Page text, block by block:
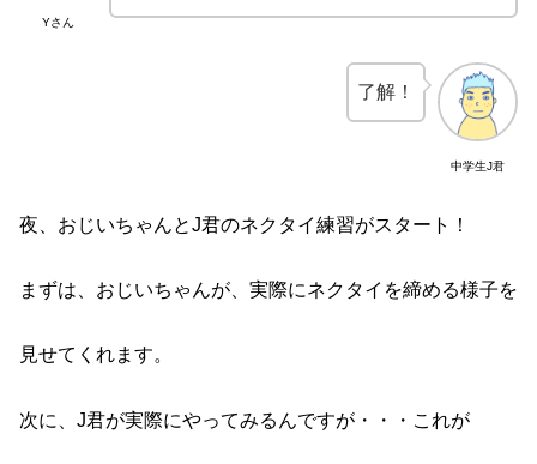
Yさん
中学生J君
了解！
夜、おじいちゃんとJ君のネクタイ練習がスタート！
まずは、おじいちゃんが、実際にネクタイを締める様子を
見せてくれます。
次に、J君が実際にやってみるんですが・・・これが